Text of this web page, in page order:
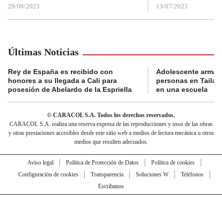
29/08/2023 13/07/2023
Últimas Noticias
Rey de España es recibido con
honores a su llegada a Cali para
posesión de Abelardo de la Espriella
Adolescente
personas en
en una escuela
© CARACOL S.A. Todos los derechos reservados.
CARACOL S.A. realiza una reserva expresa de las reproducciones y usos de las obras
y otras prestaciones accesibles desde este sitio web a medios de lectura mecánica u otros
medios que resulten adecuados.
Aviso legal Política de Protección de Datos
Política de cookies
Configuración de cookies
Transparencia Soluciones W
Teléfonos
Escríbanos